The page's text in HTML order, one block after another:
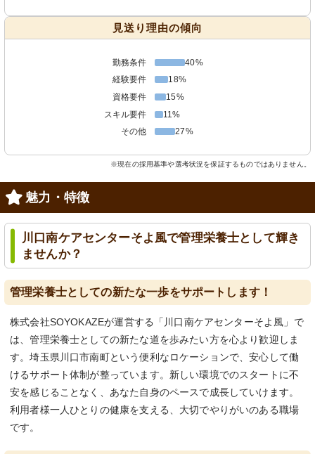
見送り理由の傾向
勤務条件
40%
経験要件
18%
資格要件
15%
スキル要件
11%
その他
27%
※現在の採用基準や選考状況を保証するものではありません。
魅力・特徴
川口南ケアセンターそよ風で管理栄養士として輝き
ませんか？
管理栄養士としての新たな一歩をサポートします！
株式会社SOYOKAZEが運営する「川口南ケアセンターそよ風」で
は、管理栄養士としての新たな道を歩みたい方を心より歓迎しま
す。埼玉県川口市南町という便利なロケーションで、安心して働
けるサポート体制が整っています。新しい環境でのスタートに不
安を感じることなく、あなた自身のペースで成長していけます。
利用者様一人ひとりの健康を支える、大切でやりがいのある職場
です。